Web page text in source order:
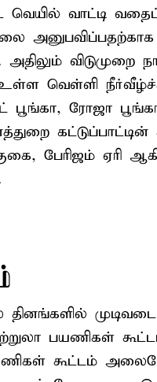
வாட்டி
விடுமுறை
வெள்ளி
ரோஜா
பேரிஜம் ஏரி
தினங்களில்
பயணிகள்
கூட்டம்